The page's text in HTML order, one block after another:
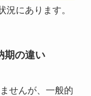
況にあります。
期の違い
せんが、一般的